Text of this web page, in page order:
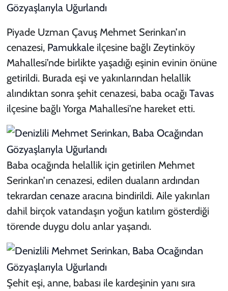
Piyade Uzman Çavuş Mehmet Serinkan’ın
cenazesi, Pamukkaleilçesine bağlı Zeytinköy
Mahallesi’nde birlikte yaşadığı eşinin evinin önüne
getirildi. Burada eşi ve yakınlarından helallik
alındıktan sonra şehit cenazesi, baba ocağı Tavas
ilçesine bağlı Yorga Mahallesi'ne hareket etti.
Baba ocağında helallik için getirilen Mehmet
Serinkan’ın cenazesi, edilen duaların ardından
tekrardan cenazearacına bindirildi. Aile yakınları
dahil birçok vatandaşın yoğun katılım gösterdiği
törende duygu dolu anlar yaşandı.
Şehit eşi, anne, babası ile kardeşinin yanı sıra